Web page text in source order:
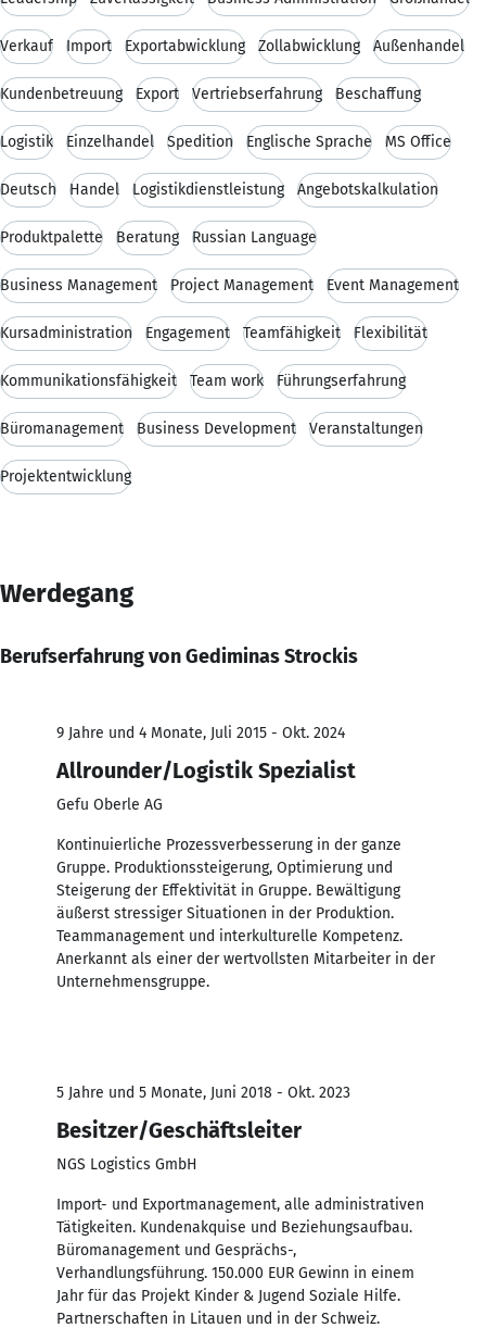
Verkauf Import Exportabwicklung Zollabwicklung Außenhandel
Kundenbetreuung Export Vertriebserfahrung Beschaffung
Logistik Einzelhandel Spedition Englische Sprache MS Office
Deutsch Handel Logistikdienstleistung Angebotskalkulation
Produktpalette Beratung Russian Language
Business Management Project Management Event Management
Kursadministration Engagement Teamfähigkeit Flexibilität
Kommunikationsfähigkeit Team work Führungserfahrung
Büromanagement Business Development Veranstaltungen
Projektentwicklung
Werdegang
Berufserfahrung von Gediminas Strockis
9 Jahre und 4 Monate, Juli 2015 - Okt. 2024
Allrounder/Logistik Spezialist
Gefu Oberle AG
Kontinuierliche Prozessverbesserung in der ganze
Gruppe. Produktionssteigerung, Optimierung und
Steigerung der Effektivität in Gruppe. Bewältigung
äußerst stressiger Situationen in der Produktion.
Teammanagement und interkulturelle Kompetenz.
Anerkannt als einer der wertvollsten Mitarbeiter in der
Unternehmensgruppe.
5 Jahre und 5 Monate, Juni 2018 - Okt. 2023
Besitzer/Geschäftsleiter
NGS Logistics GmbH
Import- und Exportmanagement, alle administrativen
Tätigkeiten. Kundenakquise und Beziehungsaufbau.
Büromanagement und Gesprächs-,
Verhandlungsführung. 150.000 EUR Gewinn in einem
Jahr für das Projekt Kinder & Jugend Soziale Hilfe.
Partnerschaften in Litauen und in der Schweiz.